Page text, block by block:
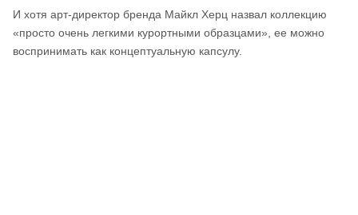
И хотя арт-директор бренда Майкл Херц назвал коллекцию
«просто очень легкими курортными образцами», ее можно
воспринимать как концептуальную капсулу.